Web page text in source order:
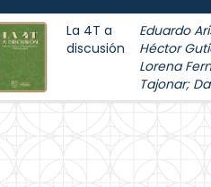
La 4T a
discusión
Eduardo
Héctor
Lorena
Tajonar;